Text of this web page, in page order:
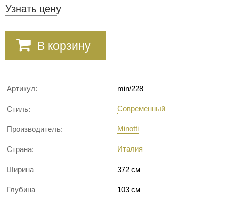
Узнать цену
В корзину
Артикул: min/228
Стиль: Современный
Производитель: Minotti
Страна: Италия
Ширина 372 см
Глубина 103 см